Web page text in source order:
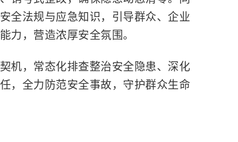
全法规与应急知识，引导群众、企业
力，营造浓厚安全氛围。
机，常态化排查整治安全隐患、深化
，全力防范安全事故，守护群众生命